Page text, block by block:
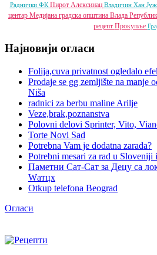
Раднички ФК Пирот Алексинац Владичин Хан
центар Медијана градска општина Влада
рецепт Прокупље
Најновији огласи
Folija,cuva privatnost ogledalo
Prodaje se gg zemljište na manje
Niša
radnici za berbu maline Arilje
Veze,brak,poznanstva
Polovni delovi Sprinter, Vito,
Torte Novi Sad
Potrebna Vam je dodatna zarada?
Potrebni mesari za rad u Sloveniji
Паметни Сат-Сат за Децу са
Wатцх
Otkup telefona Beograd
Огласи